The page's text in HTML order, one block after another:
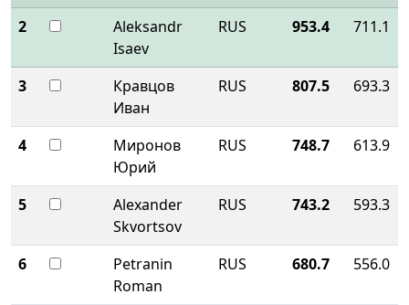
2
Aleksandr
Isaev
RUS 953.4 711.1
3
Кравцов
Иван
RUS 807.5 693.3
4
Миронов
Юрий
RUS 748.7 613.9
5
Alexander
Skvortsov
RUS 743.2 593.3
6
Petranin
Roman
RUS 680.7 556.0